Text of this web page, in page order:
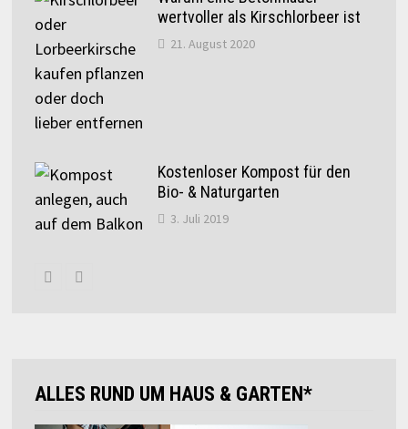
wertvoller als Kirschlorbeer ist
21. August 2020
Kostenloser Kompost für den
Bio- & Naturgarten
3. Juli 2019
ALLES RUND UM HAUS & GARTEN*